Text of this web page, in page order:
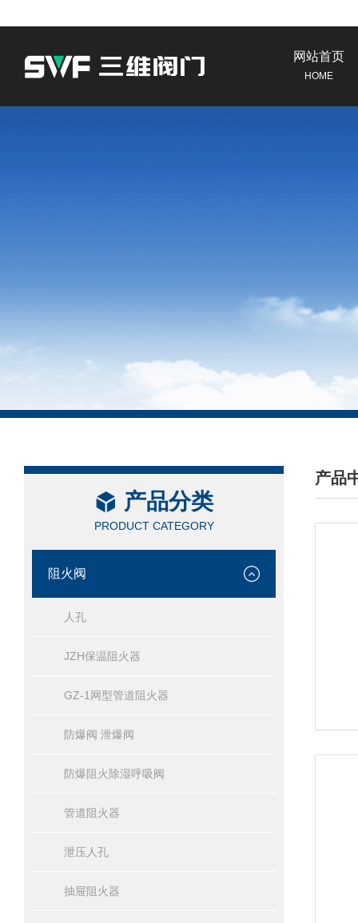
网站首页
HOME
产品分类
PRODUCT CATEGORY
阻火阀
人孔
JZH保温阻火器
GZ-1网型管道阻火器
防爆阀 泄爆阀
防爆阻火除湿呼吸阀
管道阻火器
泄压人孔
抽屉阻火器
产品
/